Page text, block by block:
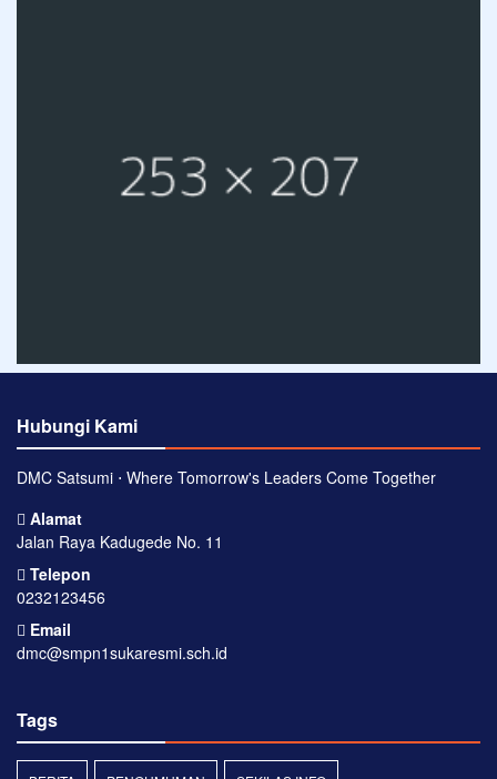
Hubungi Kami
DMC Satsumi ⋅ Where Tomorrow's Leaders Come Together
Alamat
Jalan Raya Kadugede No. 11
Telepon
0232123456
Email
dmc@smpn1sukaresmi.sch.id
Tags